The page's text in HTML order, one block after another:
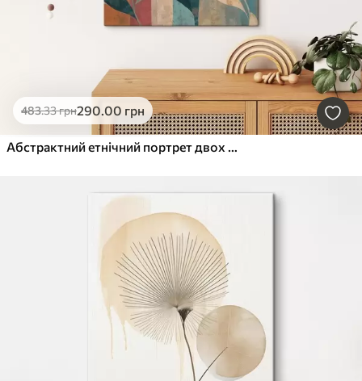
483.33грн290.00 грн
Абстрактний етнічний портрет двох жінок